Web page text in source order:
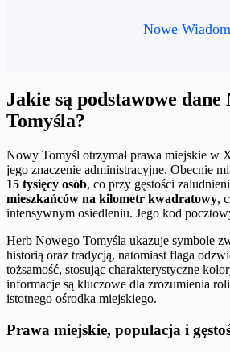
Nowe
Jakie są podstawowe dane
Tomyśla?
Nowy Tomyśl otrzymał prawa miejskie w
jego znaczenie administracyjne. Obecnie
15 tysięcy osób, co przy gęstości
mieszkańców na kilometr kwadratowy,
intensywnym osiedleniu. Jego kod
Herb Nowego Tomyśla ukazuje symbole
historią oraz tradycją, natomiast flaga
tożsamość, stosując charakterystyczne
informacje są kluczowe dla zrozumienia
istotnego ośrodka miejskiego.
Prawa miejskie, populacja i